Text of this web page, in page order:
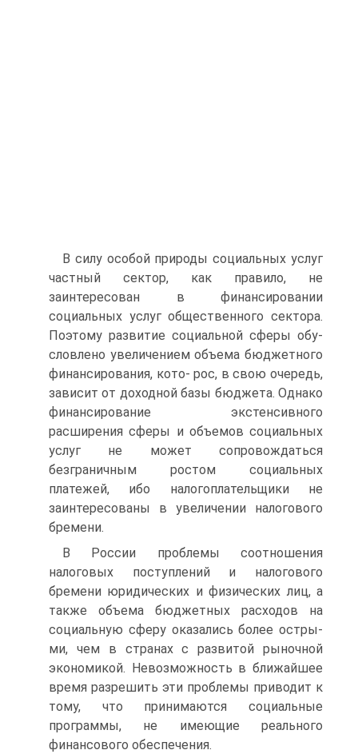
В силу особой природы социальных услуг
частный сектор, как правило, не
заинтересован в финансировании
социальных услуг общественного сектора.
Поэтому развитие социальной сферы обу­
словлено увеличением объема бюджетного
финансирования, кото- рос, в свою очередь,
зависит от доходной базы бюджета. Однако
финансирование экстенсивного
расширения сферы и объемов со­циальных
услуг не может сопровождаться
безграничным ростом социальных
платежей, ибо налогоплательщики не
заинтересованы в увеличении налогового
бремени.
В России проблемы соотношения
налоговых поступлений и на­логового
бремени юридических и физических лиц, а
также объема бюджетных расходов на
социальную сферу оказались более остры­
ми, чем в странах с развитой рыночной
экономикой. Невозмож­ность в ближайшее
время разрешить эти проблемы приводит к
то­му, что принимаются социальные
программы, не имеющие реаль­ного
финансового обеспечения.